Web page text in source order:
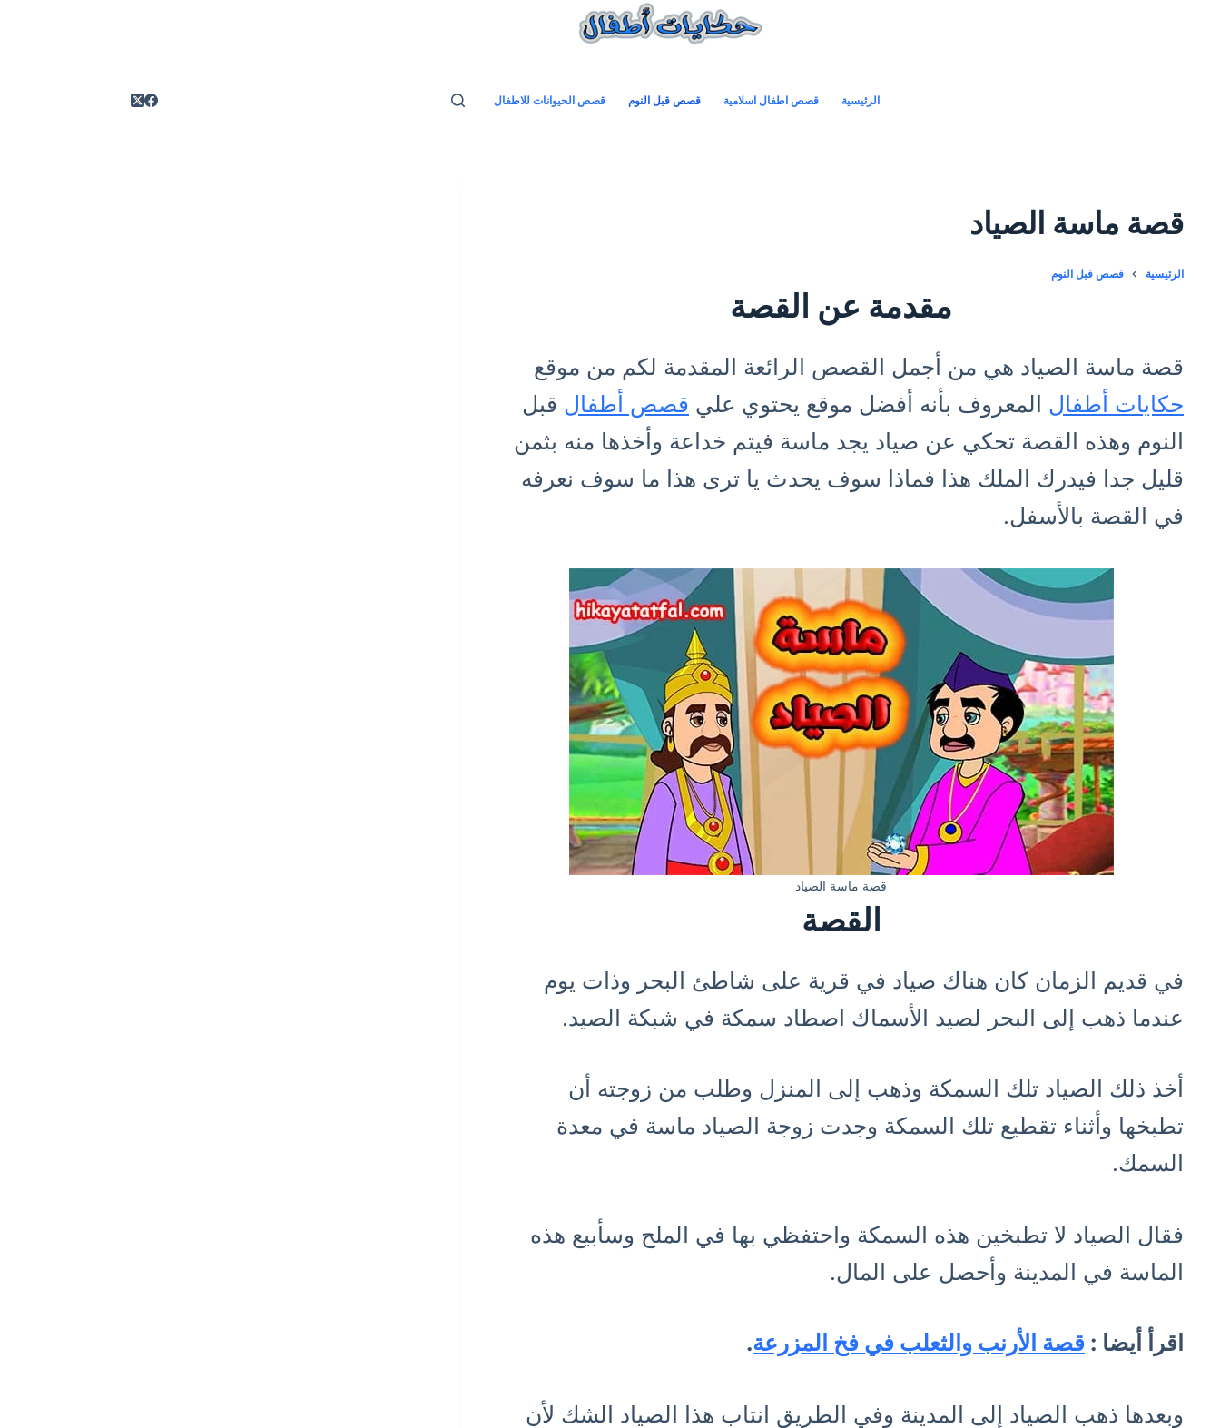
الرئيسية قصص اطفال اسلامية قصص قبل النوم قصص الحيوانات للاطفال
قصة ماسة الصياد
الرئيسية قصص قبل النوم
مقدمة عن القصة
قصة ماسة الصياد هي من أجمل القصص الرائعة المقدمة لكم من موقع
حكايات أطفال المعروف بأنه أفضل موقع يحتوي علي قصص أطفال قبل
النوم وهذه القصة تحكي عن صياد يجد ماسة فيتم خداعة وأخذها منه بثمن
قليل جدا فيدرك الملك هذا فماذا سوف يحدث يا ترى هذا ما سوف نعرفه
في القصة بالأسفل.
قصة ماسة الصياد
القصة
في قديم الزمان كان هناك صياد في قرية على شاطئ البحر وذات يوم
عندما ذهب إلى البحر لصيد الأسماك اصطاد سمكة في شبكة الصيد.
أخذ ذلك الصياد تلك السمكة وذهب إلى المنزل وطلب من زوجته أن
تطبخها وأثناء تقطيع تلك السمكة وجدت زوجة الصياد ماسة في معدة
السمك.
فقال الصياد لا تطبخين هذه السمكة واحتفظي بها في الملح وسأبيع هذه
الماسة في المدينة وأحصل على المال.
اقرأ أيضا : قصة الأرنب والثعلب في فخ المزرعة.
وبعدها ذهب الصياد إلى المدينة وفي الطريق انتاب هذا الصياد الشك لأن